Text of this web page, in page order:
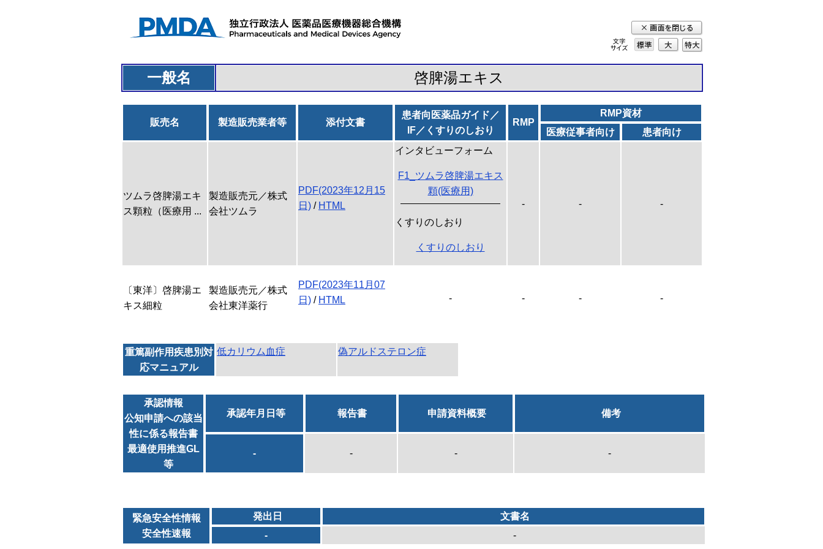
標準 大
特
大
一般名 啓脾湯エキス
販売名 製造販売業者等 添付文書
患者向医薬品ガイド／
IF／くすりのしおり
RMP
RMP資材
医療従事者向け
患者向け
ツムラ啓脾湯エキ
ス顆粒（医療用 ...
製造販売元／株式
会社ツムラ
PDF(2023年12月15
日) / HTML
インタビューフォーム
F1_ツムラ啓脾湯エキス
顆(医療用)
くすりのしおり
くすりのしおり
- - -
〔東洋〕啓脾湯エ
キス細粒
製造販売元／株式
会社東洋薬行
PDF(2023年11月07
日) / HTML - - - -
重篤副作用疾患別対
応マニュアル
低カリウム血症 偽アルドステロン症
承認情報
公知申請への該当
性に係る報告書
最適使用推進GL
等
承認年月日等 報告書 申請資料概要 備考
- - - -
緊急安全性情報
安全性速報
発出日
文書名
-
-